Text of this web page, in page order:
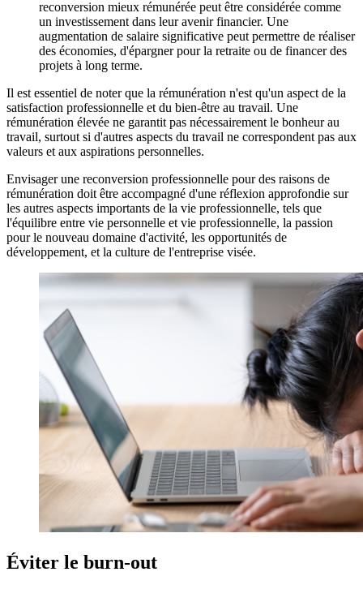
reconversion mieux rémunérée peut être considérée comme
un investissement dans leur avenir financier. Une
augmentation de salaire significative peut permettre de réaliser
des économies, d'épargner pour la retraite ou de financer des
projets à long terme.
Il est essentiel de noter que la rémunération n'est qu'un aspect de la
satisfaction professionnelle et du bien-être au travail. Une
rémunération élevée ne garantit pas nécessairement le bonheur au
travail, surtout si d'autres aspects du travail ne correspondent pas aux
valeurs et aux aspirations personnelles.
Envisager une reconversion professionnelle pour des raisons de
rémunération doit être accompagné d'une réflexion approfondie sur
les autres aspects importants de la vie professionnelle, tels que
l'équilibre entre vie personnelle et vie professionnelle, la passion
pour le nouveau domaine d'activité, les opportunités de
développement, et la culture de l'entreprise visée.
Éviter le burn-out